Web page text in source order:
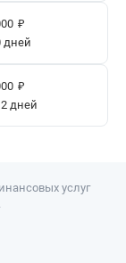
₽
дней
₽
дней
услуг